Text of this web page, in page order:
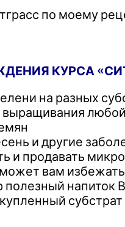
по моему
КУРСА
на разных
выращивания
и другие
и продавать
вам
напиток
субстрат